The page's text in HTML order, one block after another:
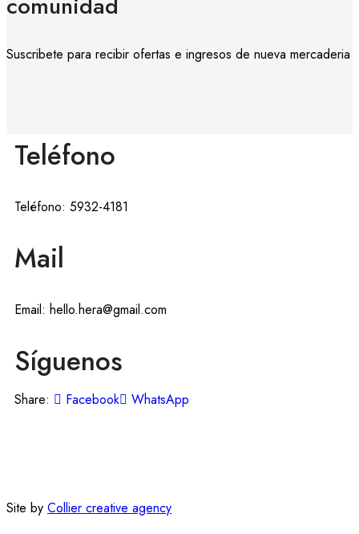
Suscribete para recibir ofertas e ingresos de nueva mercaderia
Teléfono
Teléfono: 5932-4181
Mail
Email: hello.hera@gmail.com
Síguenos
Share: Facebook WhatsApp
Site by Collier creative agency